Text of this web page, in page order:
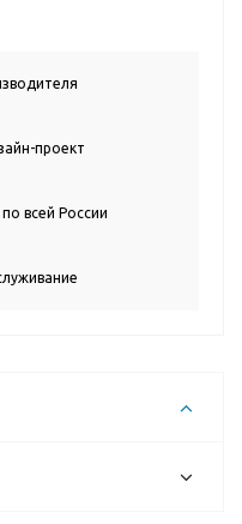
проект
всей России